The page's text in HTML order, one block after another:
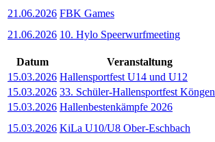
21.06.2026 FBK Games
21.06.2026 10. Hylo Speerwurfmeeting
Datum Veranstaltung
15.03.2026 Hallensportfest U14 und U12
15.03.2026 33. Schüler-Hallensportfest Köngen
15.03.2026 Hallenbestenkämpfe 2026
15.03.2026 KiLa U10/U8 Ober-Eschbach